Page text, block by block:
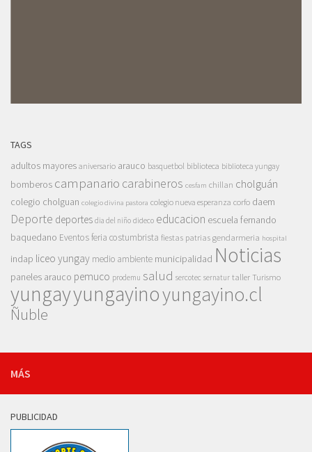
TAGS
adultos mayores aniversario arauco basquetbol biblioteca biblioteca yungay
bomberos campanario carabineros cesfam chillan cholguán
colegio cholguan colegio divina pastora colegio nueva esperanza corfo daem
Deporte deportes dia del niño dideco educacion escuela fernando
baquedano Eventosferia costumbrista fiestas patrias gendarmeria hospital
indap liceo yungay medio ambiente municipalidad Noticias
paneles arauco pemuco prodemu salud sercotec sernatur taller Turismo
yungayyungayinoyungayino.cl
Ñuble
MÁS
PUBLICIDAD